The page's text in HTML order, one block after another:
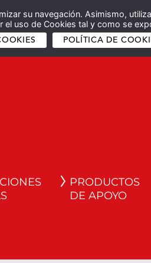
su navegación. Asimismo,
uso de Cookies tal y como se
POLÍTICA DE
PRODUCTOS
DE APOYO